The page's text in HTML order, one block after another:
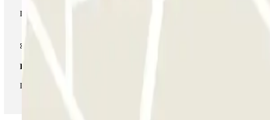
Durante tu estancia podrás hacer uso de toda la red de parkings de este
Pase ilimitado
Durante tu estancia podrás entrar y salir del parking todas las veces que quieras.